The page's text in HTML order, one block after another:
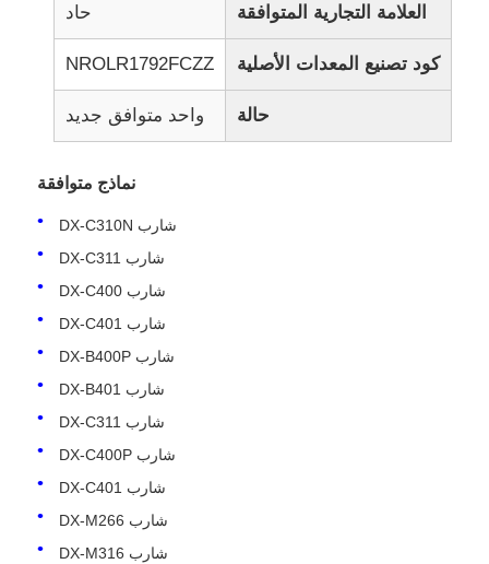
العلامة التجارية المتوافقة حاد
كود تصنيع المعدات الأصلية NROLR1792FCZZ
حالة واحد متوافق جديد
نماذج متوافقة
شارب DX-C310N
شارب DX-C311
شارب DX-C400
شارب DX-C401
شارب DX-B400P
شارب DX-B401
شارب DX-C311
شارب DX-C400P
شارب DX-C401
شارب DX-M266
شارب DX-M316